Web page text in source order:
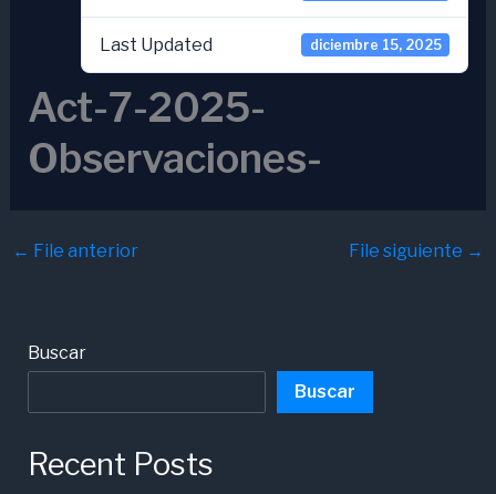
Last Updated diciembre 15, 2025
Act-7-2025-
Observaciones-
← File anterior File siguiente →
Buscar
Buscar
Recent Posts